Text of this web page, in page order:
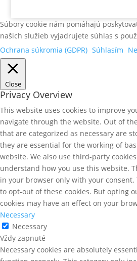
Súbory cookie nám pomáhajú
našich služieb vyjadrujete súhlas s
Ochrana súkromia (GDPR) Súhlasím
Close
Privacy Overview
This website uses cookies to improve
navigate through the website. Out of
that are categorized as necessary are
they are essential for the working of
website. We also use third-party
understand how you use this website.
in your browser only with your consent.
to opt-out of these cookies. But opting
cookies may have an effect on your
Necessary
Necessary
Vždy zapnuté
Necessary cookies are absolutely